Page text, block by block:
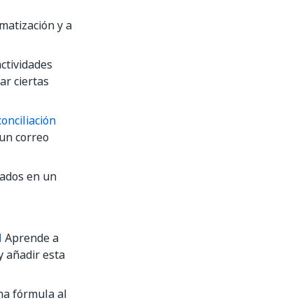
y a
ciertas
correo
en un
Aprende a
añadir esta
fórmula al